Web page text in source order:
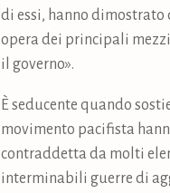
di essi, hanno dimostrato
opera dei principali
il governo».
È seducente quando
movimento pacifista
contraddetta da molti
interminabili guerre di